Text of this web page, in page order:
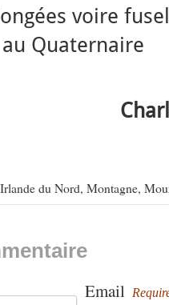
voire
Quaternaire
Irlande du Nord, Montagne,
Email